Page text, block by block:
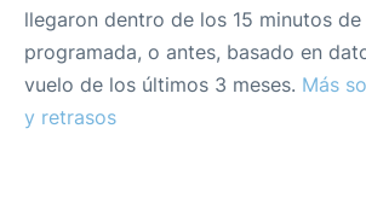
llegaron dentro de los 15 minutos de
programada, o antes, basado en
vuelo de los últimos 3 meses. Más
y retrasos